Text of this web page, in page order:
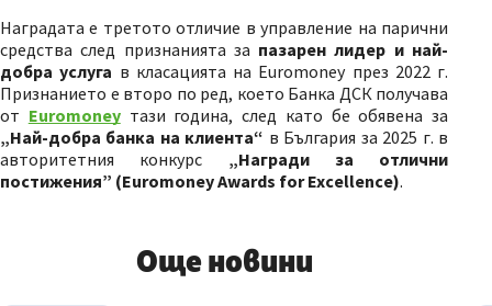
Наградата е третото отличие в управление на парични
средства след признанията за пазарен лидер и най-
добра услуга в класацията на Euromoney през 2022 г.
Признанието е второ по ред, което Банка ДСК получава
от Euromoneyтази година, след като бе обявена за
„Най-добра банка на клиента“ в България за 2025 г. в
авторитетния конкурс „Награди за отлични
постижения” (Euromoney Awards for Excellence).
Още новини